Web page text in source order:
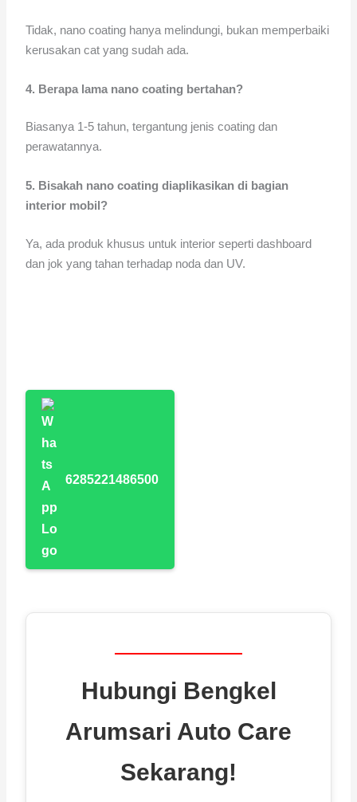
Tidak, nano coating hanya melindungi, bukan memperbaiki
kerusakan cat yang sudah ada.
4. Berapa lama nano coating bertahan?
Biasanya 1-5 tahun, tergantung jenis coating dan
perawatannya.
5. Bisakah nano coating diaplikasikan di bagian
interior mobil?
Ya, ada produk khusus untuk interior seperti dashboard
dan jok yang tahan terhadap noda dan UV.
6285221486500
Hubungi Bengkel
Arumsari Auto Care
Sekarang!